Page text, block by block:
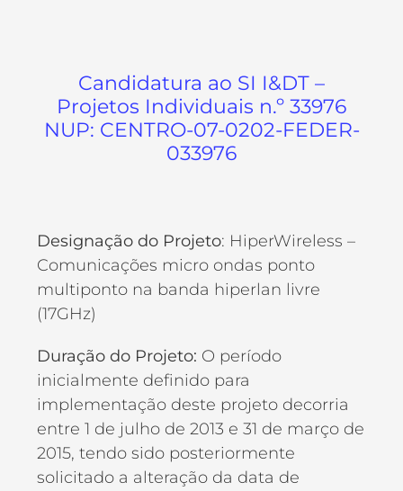
Candidatura ao SI I&DT –
Projetos Individuais n.º 33976
NUP: CENTRO-07-0202-FEDER-
033976
Designação do Projeto: HiperWireless –
Comunicações micro ondas ponto
multiponto na banda hiperlan livre
(17GHz)
Duração do Projeto: O período
inicialmente definido para
implementação deste projeto decorria
entre 1 de julho de 2013 e 31 de março de
2015, tendo sido posteriormente
solicitado a alteração da data de